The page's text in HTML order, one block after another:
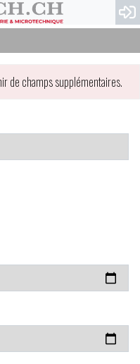
de champs supplémentaires.